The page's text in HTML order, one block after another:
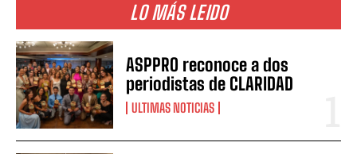
LO MÁS LEIDO
ASPPRO reconoce a dos
periodistas de CLARIDAD
ULTIMAS NOTICIAS